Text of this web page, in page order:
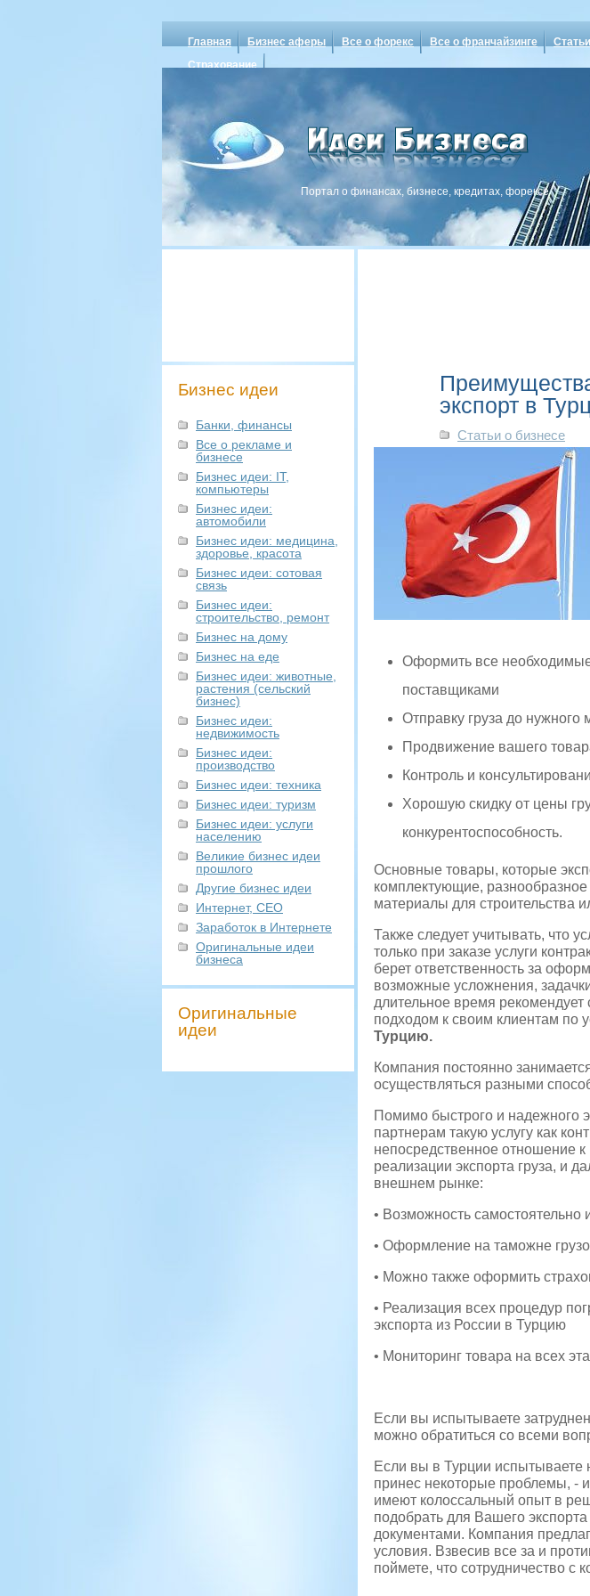
Главная Бизнес аферы Все о форекс Все о франчайзинге
Страхование
Портал о финансах, бизнесе, кредитах, форексе
Бизнес идеи
Банки, финансы
Все о рекламе и
бизнесе
Бизнес идеи: IT,
компьютеры
Бизнес идеи:
автомобили
Бизнес идеи: медицина,
здоровье, красота
Бизнес идеи: сотовая
связь
Бизнес идеи:
строительство, ремонт
Бизнес на дому
Бизнес на еде
Бизнес идеи: животные,
растения (сельский
бизнес)
Бизнес идеи:
недвижимость
Бизнес идеи:
производство
Бизнес идеи: техника
Бизнес идеи: туризм
Бизнес идеи: услуги
населению
Великие бизнес идеи
прошлого
Другие бизнес идеи
Интернет, СЕО
Заработок в Интернете
Оригинальные идеи
бизнеса
Оригинальные
идеи
экспорт в
Статьи о бизнесе
Оформить все необходимые
поставщиками
Отправку груза до нужного
Продвижение вашего
Контроль и
Хорошую скидку от цены
конкурентоспособность.
Основные товары, которые
комплектующие,
материалы для строительства
Также следует учитывать, что
только при заказе услуги
берет ответственность за
возможные усложнения,
длительное время
подходом к своим клиентам по
Турцию.
Компания постоянно
осуществляться разными
Помимо быстрого и надежного
партнерам такую услугу как
непосредственное отношение
реализации экспорта груза, и
внешнем рынке:
• Возможность самостоятельно
• Оформление на таможне
• Можно также оформить
• Реализация всех процедур
экспорта из России в Турцию
• Мониторинг товара на всех
Если вы испытываете
можно обратиться со всеми
Если вы в Турции испытываете
принес некоторые проблемы, -
имеют колоссальный опыт в
подобрать для Вашего
документами. Компания
условия. Взвесив все за и
поймете, что сотрудничество